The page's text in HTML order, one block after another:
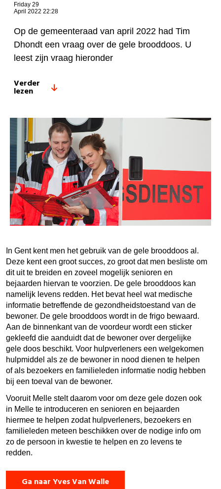
Friday 29
April 2022 22:28
Op de gemeenteraad van april 2022 had Tim
Dhondt een vraag over de gele brooddoos. U
leest zijn vraag hieronder
Verder
lezen
In Gent kent men het gebruik van de gele brooddoos al.
Deze kent een groot succes, zo groot dat men besliste om
dit uit te breiden en zoveel mogelijk senioren en
bejaarden hiervan te voorzien. De gele brooddoos kan
namelijk levens redden. Het bevat heel wat medische
informatie betreffende de gezondheidstoestand van de
bewoner. De gele brooddoos wordt in de frigo bewaard.
Aan de binnenkant van de voordeur wordt een sticker
gekleefd die aanduidt dat de bewoner over dergelijke
gele doos beschikt. Voor hulpverleners een welgekomen
hulpmiddel als ze de bewoner in nood dienen te helpen
of als bezoekers en familieleden informatie nodig hebben
bij een toeval van de bewoner.
Vooruit Melle stelt daarom voor om deze gele dozen ook
in Melle te introduceren en senioren en bejaarden
hiermee te helpen zodat hulpverleners, bezoekers en
familieleden meteen beschikken over de nodige info om
zo de persoon in kwestie te helpen en zo levens te
redden.
Ga naar Yves Van Walle